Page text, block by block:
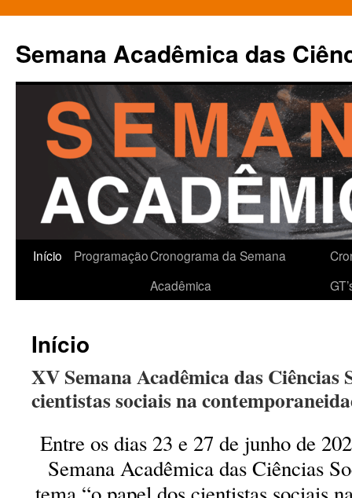
o
conteúdo
Semana Acadêmica das
Início ProgramaçãoCronograma da Semana
Acadêmica
Início
XV Semana Acadêmica das Ciências
cientistas sociais na
Entre os dias 23 e 27 de junho de
Semana Acadêmica das Ciências